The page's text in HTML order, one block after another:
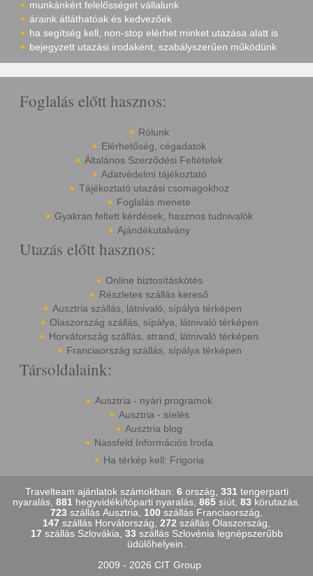
munkánkért felelősséget vállalunk
áraink átláthatóak és kedvezőek
ha segítség kell, non-stop elérhet minket utazása alatt is
bejegyzett utazási irodaként, szabályszerűen működünk
Foglalás előtt hasznos:
Rólunk
Elérhetőség, cégadatok
Általános Szerződési Feltételek
Adatvédelmi tájékoztató
Tájékoztató utazási csomagokhoz
Foglalás menete
Gyakran feltett kérdések, hasznos tudnivalók
Ajándékutalvány
Utazás előtt hasznos:
Online biztosításkötés
Részletes szállás kereső
Ausztria szállás, látnivaló, sípálya térképen
Olaszország szállás, sípálya, látnivaló térképen
Horvátország szállás, strand, látnivaló térképen
Franciaország szállás, sípálya térképen
Társoldalaink:
Ausztria - nyári programok
Ausztria - síelés
Ausztria blog
Nassfeld Információs Iroda
Ha térkép kell: Frigoria
Travelteam ajánlatok számokban: 6ország, 331 tengerparti
nyaralás, 881 hegyvidéki/tóparti nyaralás, 865 síút, 83 körutazás.
723 szállás Ausztria, 100 szállás Franciaország,
147 szállás Horvátország, 272 szállás Olaszország,
17 szállás Szlovákia, 33 szállás Szlovénia legnépszerűbb
üdülőhelyein.
2009 - 2026 CIT Group